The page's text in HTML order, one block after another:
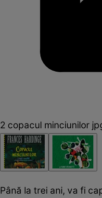
2 copacul minciunilor
Până la trei ani, va fi